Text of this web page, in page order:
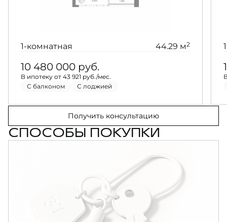
1-комнатная 44.29 м2
10 480 000 руб.
В ипотеку от 43 921 руб./мес.
С балконом
С лоджией
Получить консультацию
СПОСОБЫ ПОКУПКИ